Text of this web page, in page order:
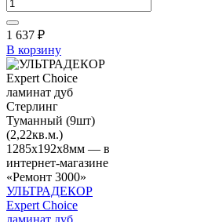
1 637 ₽
В корзину
УЛЬТРАДЕКОР
Expert Choice